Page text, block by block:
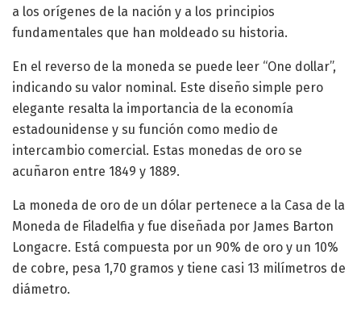
a los orígenes de la nación y a los principios
fundamentales que han moldeado su historia.
En el reverso de la moneda se puede leer “One dollar”,
indicando su valor nominal. Este diseño simple pero
elegante resalta la importancia de la economía
estadounidense y su función como medio de
intercambio comercial. Estas monedas de oro se
acuñaron entre 1849 y 1889.
La moneda de oro de un dólar pertenece a la Casa de la
Moneda de Filadelfia y fue diseñada por James Barton
Longacre. Está compuesta por un 90% de oro y un 10%
de cobre, pesa 1,70 gramos y tiene casi 13 milímetros de
diámetro.